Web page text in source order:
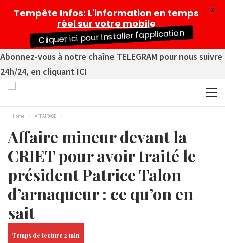
Abonnez-vous à notre chaîne TELEGRAM pour nous suivre
24h/24, en cliquant ICI
Home AFFAIRAGE
Affaire mineur devant la
CRIET pour avoir traité le
président Patrice Talon
d’arnaqueur : ce qu’on en
sait
Tempête Infos: L'information en temps
réel sur votre mobile
Cliquer ici pour installer l'application
X